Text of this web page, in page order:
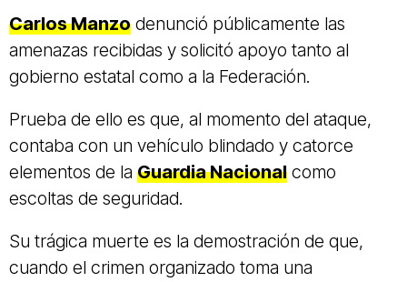
Carlos Manzo denunció públicamente las
amenazas recibidas y solicitó apoyo tanto al
gobierno estatal como a la Federación.
Prueba de ello es que, al momento del ataque,
contaba con un vehículo blindado y catorce
elementos de la Guardia Nacional como
escoltas de seguridad.
Su trágica muerte es la demostración de que,
cuando el crimen organizado toma una